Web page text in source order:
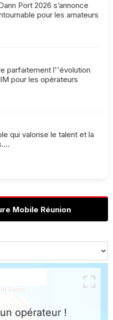
Port 2026 s’annonce
pour les amateurs
parfaitement l''évolution
pour les opérateurs
qui valorise le talent et la
Mobile Réunion